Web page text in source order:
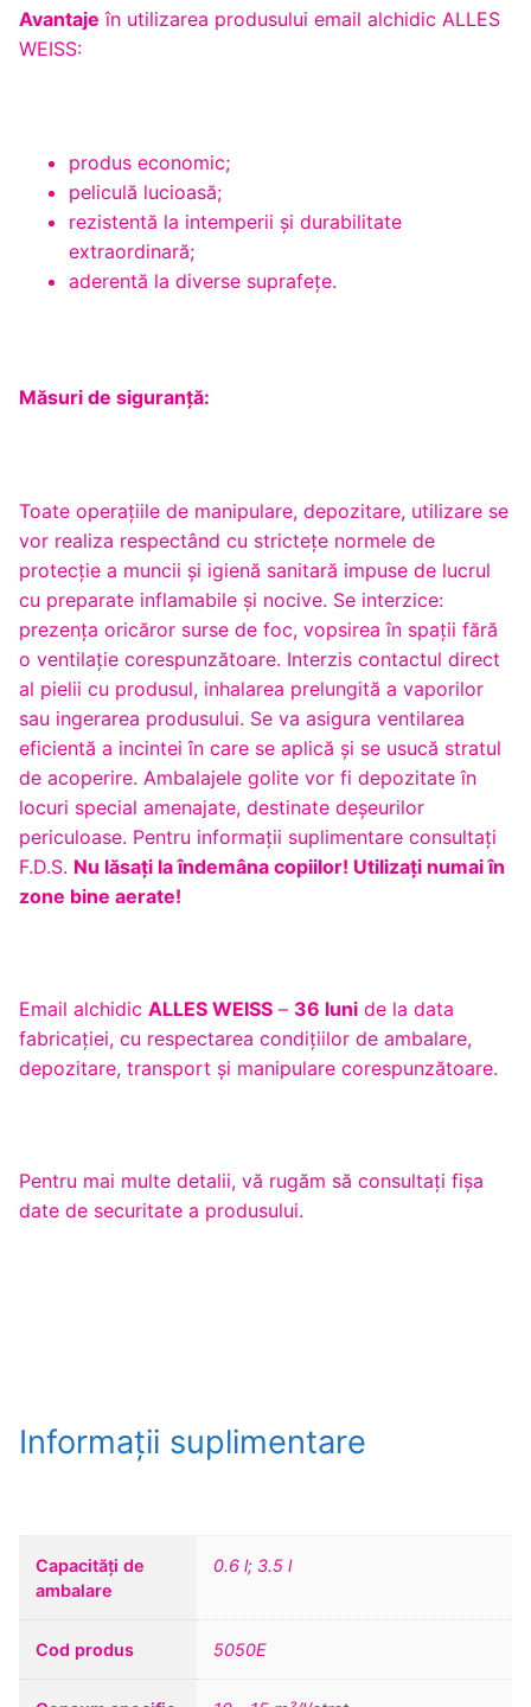
Avantaje în utilizarea produsului email alchidic ALLES
WEISS:
produs economic;
peliculă lucioasă;
rezistentă la intemperii și durabilitate
extraordinară;
aderentă la diverse suprafețe.
Măsuri de siguranță:
Toate operaţiile de manipulare, depozitare, utilizare se
vor realiza respectând cu stricteţe normele de
protecţie a muncii şi igienă sanitară impuse de lucrul
cu preparate inflamabile şi nocive. Se interzice:
prezenţa oricăror surse de foc, vopsirea în spaţii fără
o ventilaţie corespunzătoare. Interzis contactul direct
al pielii cu produsul, inhalarea prelungită a vaporilor
sau ingerarea produsului. Se va asigura ventilarea
eficientă a incintei în care se aplică şi se usucă stratul
de acoperire. Ambalajele golite vor fi depozitate în
locuri special amenajate, destinate deşeurilor
periculoase. Pentru informaţii suplimentare consultaţi
F.D.S. Nu lăsaţi la îndemâna copiilor! Utilizaţi numai în
zone bine aerate!
Email alchidic ALLES WEISS – 36 luni de la data
fabricației, cu respectarea condițiilor de ambalare,
depozitare, transport și manipulare corespunzătoare.
Pentru mai multe detalii, vă rugăm să consultaţi fişa
date de securitate a produsului.
Informații suplimentare
Capacități de
ambalare
0.6 l; 3.5 l
Cod produs 5050E